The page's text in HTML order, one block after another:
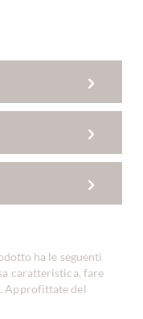
ha le seguenti
caratteristica, fare
Approfittate del